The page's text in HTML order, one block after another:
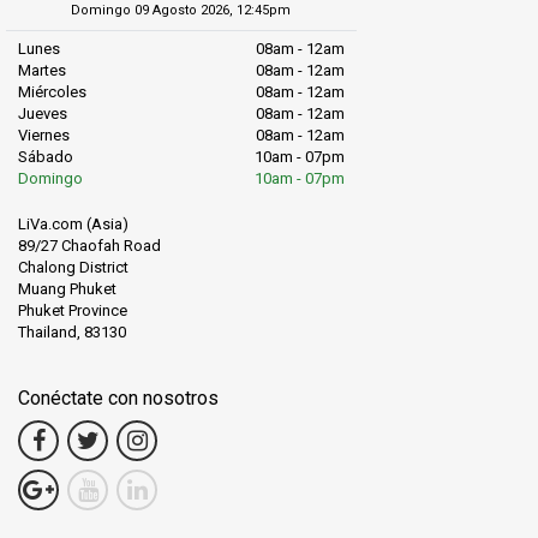
islas vecinas, asegurando que nunca estará lejos del abrazo del
Explore la vibrante vida marina de la playa de Ting Rai a través de
excursiones de snorkel, sumergiéndose en un reino submarino
de maravillas.
Tenga en cuenta que su viaje abarca no solo el destino sino
también los placeres simples de la vida en la isla, esperando que
usted los saboree.
Domingo 09 Agosto 2026, 12:45pm
Lunes
08am - 12am
Martes
08am - 12am
Miércoles
08am - 12am
Jueves
08am - 12am
Viernes
08am - 12am
Sábado
10am - 07pm
Domingo
10am - 07pm
LiVa.com (Asia)
89/27 Chaofah Road
Chalong District
Muang Phuket
Phuket Province
Thailand, 83130
Conéctate con nosotros